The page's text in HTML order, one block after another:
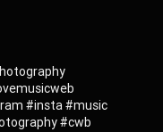
#insta #music
#cwb